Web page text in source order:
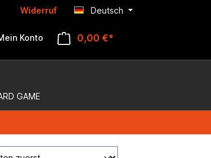
Widerruf Deutsch
Konto 0,00 €*
GAME